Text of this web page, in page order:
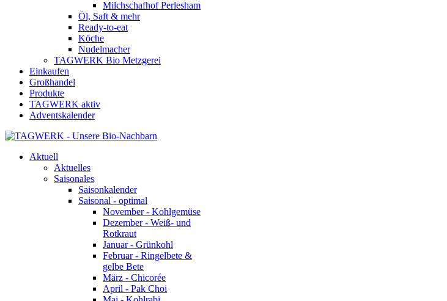
Milchschafhof Perlesham
Öl, Saft & mehr
Ready-to-eat
Köche
Nudelmacher
TAGWERK Bio Metzgerei
Einkaufen
Großhandel
Produkte
TAGWERK aktiv
Adventskalender
Aktuell
Aktuelles
Saisonales
Saisonkalender
Saisonal - optimal
November - Kohlgemüse
Dezember - Weiß- und
Rotkraut
Januar - Grünkohl
Februar - Ringelbete &
gelbe Bete
März - Chicorée
April - Pak Choi